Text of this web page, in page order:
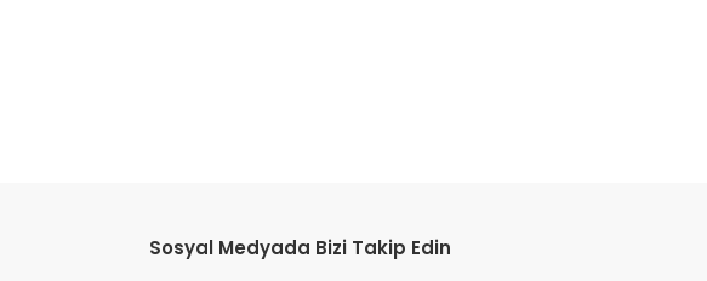
Sosyal Medyada Bizi Takip Edin